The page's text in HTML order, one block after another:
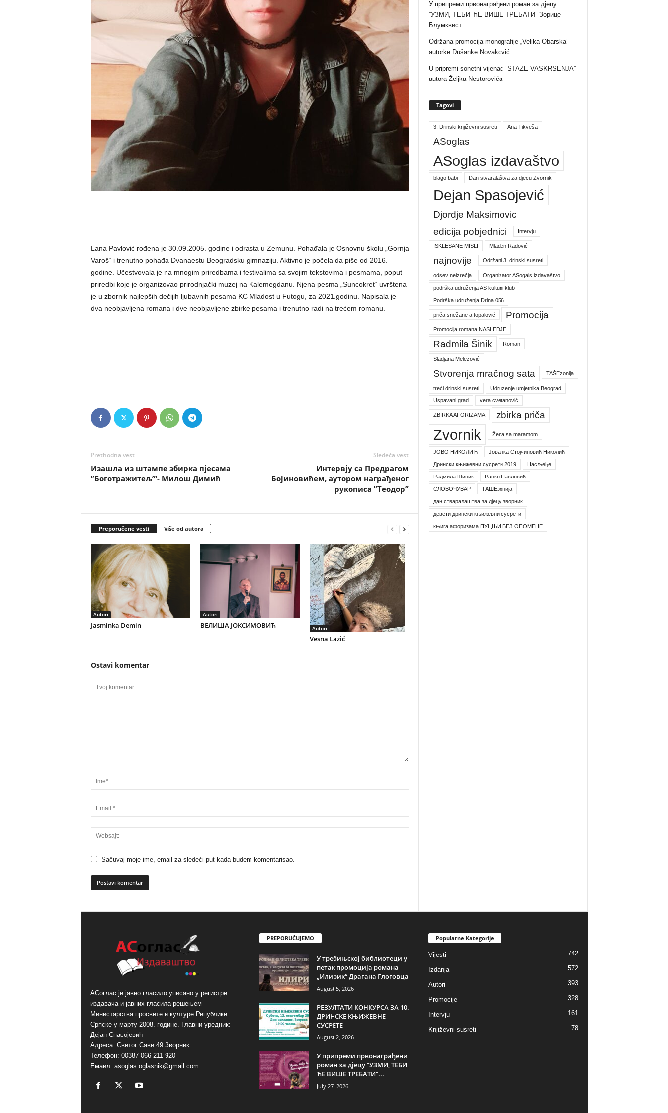
Lana Pavlović rođena je 30.09.2005. godine i odrasta u Zemunu. Pohađala je Osnovnu školu „Gornja
Varoš“ i trenutno pohađa Dvanaestu Beogradsku gimnaziju. Aktivno je počela da piše od 2016.
godine. Učestvovala je na mnogim priredbama i festivalima sa svojim tekstovima i pesmama, poput
priredbi koje je organizovao prirodnjački muzej na Kalemegdanu. Njena pesma „Suncokret“ uvrštena
je u zbornik najlepših dečijih ljubavnih pesama KC Mladost u Futogu, za 2021.godinu. Napisala je
dva neobjavljena romana i dve neobjavljene zbirke pesama i trenutno radi na trećem romanu.
Prethodna vest
Изашла из штампе збирка пјесама
”Боготражитељ”’- Милош Димић
Sledeća vest
Интервју са Предрагом
Бојиновићем, аутором награђеног
рукописа ”Теодор”
Preporučene vesti Više od autora
Autori
Jasminka Demin
Autori
ВЕЛИША ЈОКСИМОВИЋ Autori
Vesna Lazić
Ostavi komentar
Sačuvaj moje ime, email za sledeći put kada budem komentarisao.
i
e
:
У припреми првонаграђени роман за дјецу
”УЗМИ, ТЕБИ ЋЕ ВИШЕ ТРЕБАТИ” Зорице
Блумквист
Održana promocija monografije „Velika Obarska”
autorke Dušanke Novaković
U pripremi sonetni vijenac ”STAZE VASKRSENJA”
autora Željka Nestorovića
Tagovi
3. Drinski književni susreti Ana Tikveša
ASoglas
ASoglas izdavaštvo
blago babi Dan stvaralaštva za djecu Zvornik
Dejan Spasojević
Djordje Maksimovic
edicija pobjednici
Intervju
ISKLESANE MISLI Mladen Radović
najnovije Održani 3. drinski susreti
odsev neizrečja Organizator ASogals izdavaštvo
podrška udruženja AS kultuni klub
Podrška udruženja Drina 056
priča snežane a topalović Promocija
Promocija romana NASLEDJE
Radmila Šinik Roman
Sladjana Melezović
Stvorenja mračnog sata TAŠEzonija
treći drinski susreti Udruzenje umjetnika Beograd
Uspavani grad vera cvetanović
ZBIRKA AFORIZAMA zbirka priča
Zvornik Žena sa maramom
ЈОВО НИКОЛИЋ Јованка Стојчиновић Николић
Дрински књижевни сусрети 2019 Насљеђе
Радмила Шиник Ранко Павловић
СЛОВОЧУВАР ТАШЕзонија
дан стваралаштва за дјецу зворник
девети дрински књижевни сусрети
књига афоризама ПУЦЊИ БЕЗ ОПОМЕНЕ
АСоглас је јавно гласило уписано у регистре
издавача и јавних гласила решењем
Министарства просвете и културе Републике
Српске у марту 2008. године. Главни уредник:
Дејан Спасојевић
Адреса: Светог Саве 49 Зворник
Телефон: 00387 066 211 920
Емаил: asoglas.oglasnik@gmail.com
PREPORUČUJEMO
У требињској библиотеци у
петак промоција романа
„Илирик“ Драгана Глоговца
August 5, 2026
РЕЗУЛТАТИ КОНКУРСА ЗА 10.
ДРИНСКЕ КЊИЖЕВНЕ
СУСРЕТЕ
August 2, 2026
У припреми првонаграђени
роман за дјецу ”УЗМИ, ТЕБИ
ЋЕ ВИШЕ ТРЕБАТИ”...
July 27, 2026
Popularne Kategorije
Vijesti 742
Izdanja 572
Autori 393
Promocije 328
Intervju 161
Književni susreti 78